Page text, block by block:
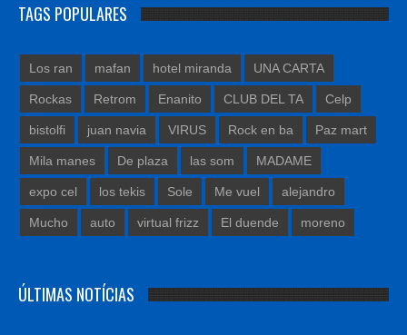
TAGS POPULARES
Los ran mafan hotel miranda UNA CARTA
Rockas Retrom Enanito CLUB DEL TA Celp
bistolfi juan navia VIRUS Rock en ba Paz mart
Mila manes De plaza las som MADAME
expo cel los tekis Sole Me vuel alejandro
Mucho auto virtual frizz El duende moreno
ÚLTIMAS NOTÍCIAS